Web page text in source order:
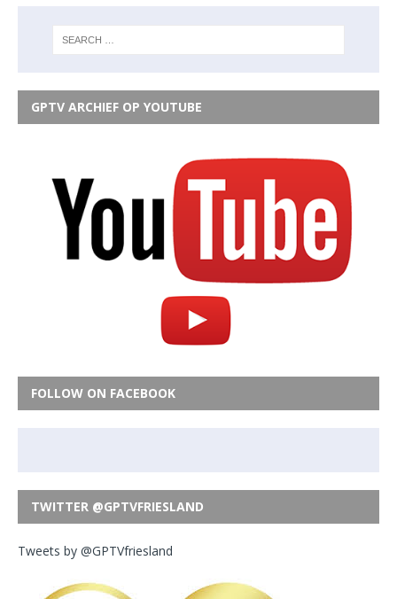
GPTV ARCHIEF OP YOUTUBE
FOLLOW ON FACEBOOK
TWITTER @GPTVFRIESLAND
Tweets by @GPTVfriesland